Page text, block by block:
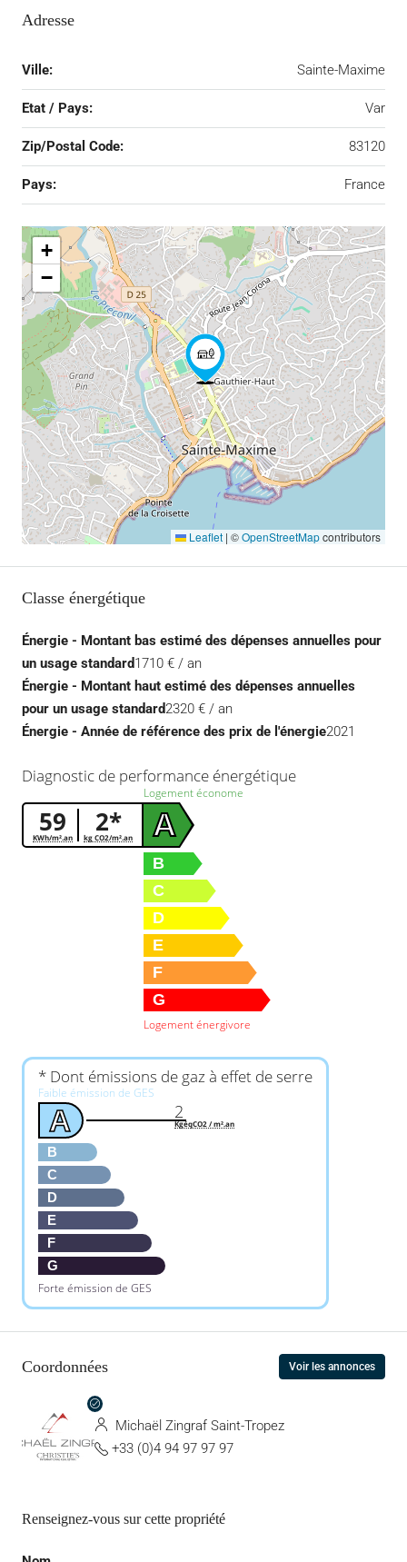
Adresse
Ville: Sainte-Maxime
Etat / Pays: Var
Zip/Postal Code: 83120
Pays: France
+
−
Leaflet | ©OpenStreetMapcontributors
Classe énergétique
Énergie - Montant bas estimé des dépenses annuelles pour
un usage standard1710 € / an
Énergie - Montant haut estimé des dépenses annuelles
pour un usage standard2320 € / an
Énergie - Année de référence des prix de l'énergie2021
Diagnostic de performance énergétique
59
KWh/m².an 2*
kg CO2/m².an
Logement économe
A
B
C
D
E
F
G
Logement énergivore
* Dont émissions de gaz à effet de serre
Faible émission de GES
A
B
C
D
E
F
G
Forte émission de GES
2
KgéqCO2 / m².an
Coordonnées Voir les annonces
Michaël Zingraf Saint-Tropez
+33 (0)4 94 97 97 97
Renseignez-vous sur cette propriété